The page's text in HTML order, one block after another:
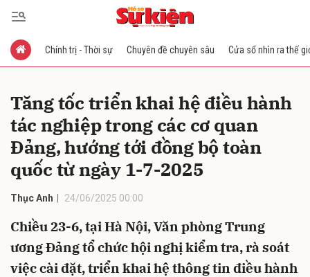
Chính trị - Thời sự Chuyên đề chuyên sâu Cửa sổ nhìn ra thế
Tăng tốc triển khai hệ điều hành
tác nghiệp trong các cơ quan
Đảng, hướng tới đồng bộ toàn
quốc từ ngày 1-7-2025
Thục Anh 24/06/2025 00:00
Chiều 23-6, tại Hà Nội, Văn phòng Trung
ương Đảng tổ chức hội nghị kiểm tra, rà soát
việc cài đặt, triển khai hệ thông tin điều hành
Gửi bình luận